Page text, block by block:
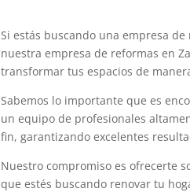
Si estás buscando una empresa
nuestra empresa de reformas en
transformar tus espacios de
Sabemos lo importante que es
un equipo de profesionales
fin, garantizando excelentes
Nuestro compromiso es ofrecerte
que estés buscando renovar tu